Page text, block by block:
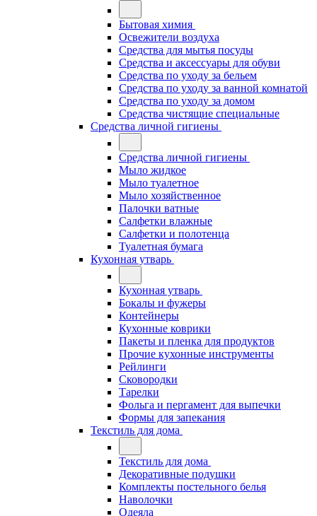
Бытовая химия
Освежители воздуха
Средства для мытья посуды
Средства и аксессуары для обуви
Средства по уходу за бельем
Средства по уходу за ванной комнатой
Средства по уходу за домом
Средства чистящие специальные
Средства личной гигиены
Средства личной гигиены
Мыло жидкое
Мыло туалетное
Мыло хозяйственное
Палочки ватные
Салфетки влажные
Салфетки и полотенца
Туалетная бумага
Кухонная утварь
Кухонная утварь
Бокалы и фужеры
Контейнеры
Кухонные коврики
Пакеты и пленка для продуктов
Прочие кухонные инструменты
Рейлинги
Сковородки
Тарелки
Фольга и пергамент для выпечки
Формы для запекания
Текстиль для дома
Текстиль для дома
Декоративные подушки
Комплекты постельного белья
Наволочки
Одеяла